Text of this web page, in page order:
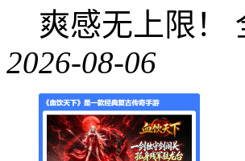
爽感无上限！
2026-08-06